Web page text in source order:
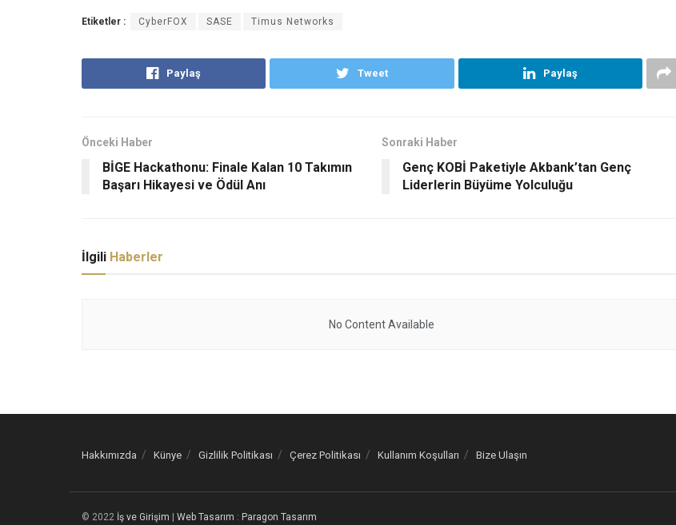
Etiketler : CyberFOX SASE Timus Networks
Paylaş Tweet Paylaş
Önceki Haber
BİGE Hackathonu: Finale Kalan 10 Takımın
Başarı Hikayesi ve Ödül Anı
Sonraki Haber
Genç KOBİ Paketiyle Akbank’tan Genç
Liderlerin Büyüme Yolculuğu
İlgili Haberler
No Content Available
Hakkımızda Künye Gizlilik Politikası Çerez Politikası Kullanım Koşulları Bize Ulaşın
© 2022 İş ve Girişim | Web Tasarım : Paragon Tasarım